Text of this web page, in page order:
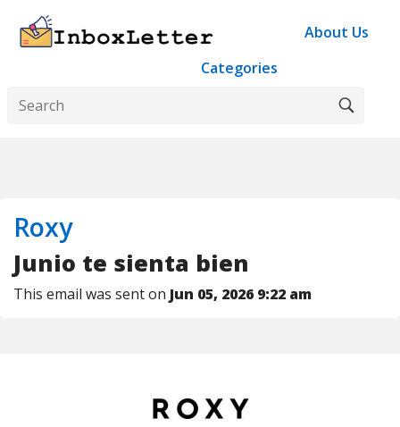
About Us
Categories
Roxy
Junio te sienta bien​
This email was sent on Jun 05, 2026 9:22 am